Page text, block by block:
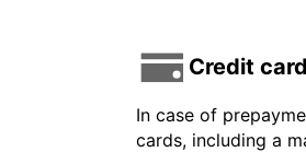
Credit
In case of
cards, including a